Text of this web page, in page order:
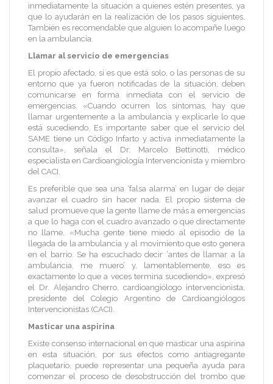
inmediatamente la situación a quienes estén presentes, ya
que lo ayudarán en la realización de los pasos siguientes.
También es recomendable que alguien lo acompañe luego
en la ambulancia.
Llamar al servicio de emergencias
El propio afectado, si es que está solo, o las personas de su
entorno que ya fueron notificadas de la situación, deben
comunicarse en forma inmediata con el servicio de
emergencias. «Cuando ocurren los síntomas, hay que
llamar urgentemente a la ambulancia y explicarle lo que
está sucediendo. Es importante saber que el servicio del
SAME tiene un Código Infarto y activa inmediatamente la
consulta», señala el Dr. Marcelo Bettinotti, médico
especialista en Cardioangiología Intervencionista y miembro
del CACI.
Es preferible que sea una ‘falsa alarma’ en lugar de dejar
avanzar el cuadro sin hacer nada. El propio sistema de
salud promueve que la gente llame de más a emergencias
a que lo haga con el cuadro avanzado o que directamente
no llame. «Mucha gente tiene miedo al episodio de la
llegada de la ambulancia y al movimiento que esto genera
en el barrio. Se ha escuchado decir ‘antes de llamar a la
ambulancia, me muero’ y, lamentablemente, eso es
exactamente lo que a veces termina sucediendo», expresó
el Dr. Alejandro Cherro, cardioangiólogo intervencionista,
presidente del Colegio Argentino de Cardioangiólogos
Intervencionistas (CACI).
Masticar una aspirina
Existe consenso internacional en que masticar una aspirina
en esta situación, por sus efectos como antiagregante
plaquetario, puede representar una pequeña ayuda para
comenzar el proceso de desobstrucción del trombo que